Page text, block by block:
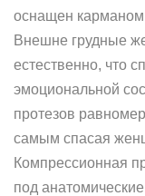
оснащен
Внешне грудные
естественно, что
эмоциональной
протезов
самым спасая
Компрессионная
под